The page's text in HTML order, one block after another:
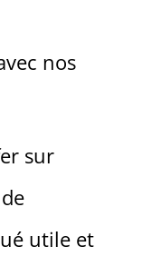
nos
sur
utile et